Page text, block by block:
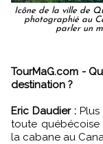
Icône de la ville de
photographié au
parler un
TourMaG.com - Quel est votre hôtel "coup de cœur" sur la
destination ?
Eric Daudier :Plus
toute québécoise
la cabane au